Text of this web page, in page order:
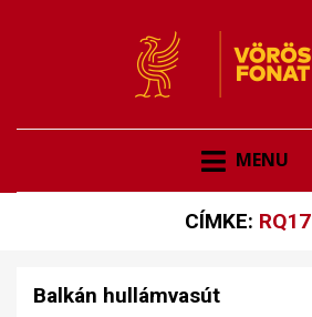
VÖRÖS FONAT
MENU
CÍMKE: RQ17
Balkán hullámvasút